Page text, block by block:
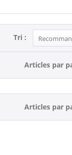
Tri :
Articles par
Articles par